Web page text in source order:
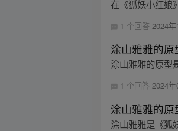
在《狐妖小红娘
1 个回答2024
涂山雅雅的原
涂山雅雅的原型
1 个回答2024
涂山雅雅的原
涂山雅雅是《狐